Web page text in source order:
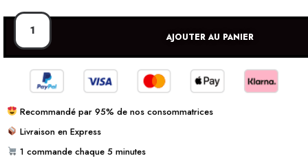
AJOUTER AU PANIER
Recommandé par 95% de nos consommatrices
Livraison en Express
1 commande chaque 5 minutes